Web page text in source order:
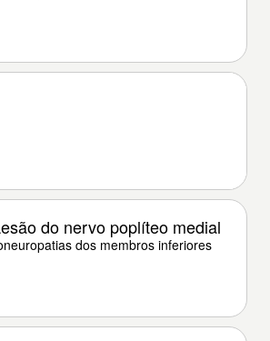
do nervo poplíteo medial
dos membros inferiores